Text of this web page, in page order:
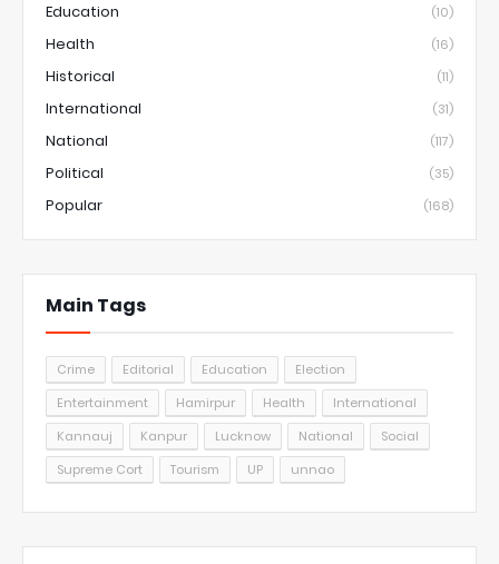
Education (10)
Health (16)
Historical (11)
International (31)
National (117)
Political (35)
Popular (168)
Main Tags
Crime Editorial Education
Election
Entertainment
Hamirpur Health
International
Kannauj
Kanpur Lucknow National
Social
Supreme Cort
Tourism UP unnao